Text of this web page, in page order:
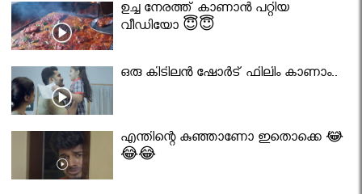
ഉച്ച നേരത്ത് കാണാൻ പറ്റിയ
വീഡിയോ 😇😇
ഒരു കിടിലൻ ഷോർട് ഫിലിം കാണാം..
എന്തിന്റെ കുഞ്ഞാണോ ഇതൊക്കെ 😂
😂😂